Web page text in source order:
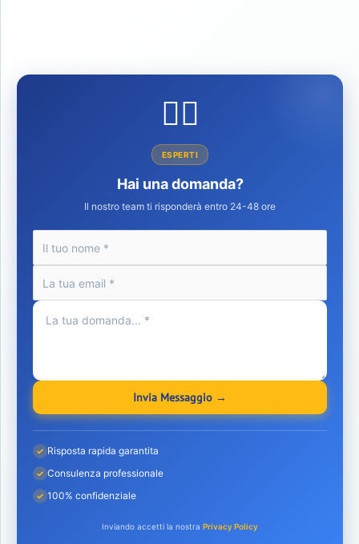
👩‍⚕️
ESPERTI
Hai una domanda?
Il nostro team ti risponderà entro 24-48 ore
Invia Messaggio →
✓ Risposta rapida garantita
✓ Consulenza professionale
✓ 100% confidenziale
Inviando accetti la nostra Privacy Policy